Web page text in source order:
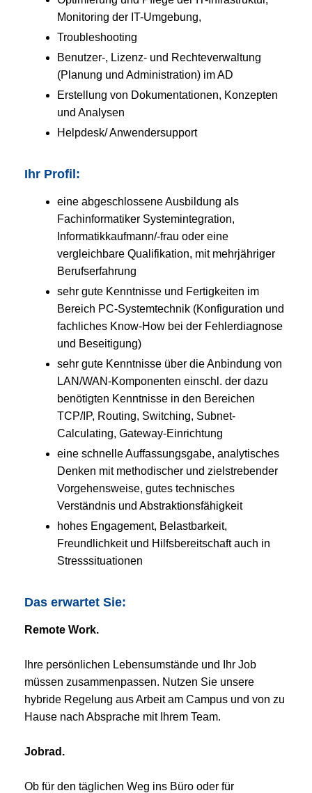
Monitoring der IT-Umgebung,
Troubleshooting
Benutzer-, Lizenz- und Rechteverwaltung
(Planung und Administration) im AD
Erstellung von Dokumentationen, Konzepten
und Analysen
Helpdesk/ Anwendersupport
Ihr Profil:
eine abgeschlossene Ausbildung als
Fachinformatiker Systemintegration,
Informatikkaufmann/-frau oder eine
vergleichbare Qualifikation, mit mehrjähriger
Berufserfahrung
sehr gute Kenntnisse und Fertigkeiten im
Bereich PC-Systemtechnik (Konfiguration und
fachliches Know-How bei der Fehlerdiagnose
und Beseitigung)
sehr gute Kenntnisse über die Anbindung von
LAN/WAN-Komponenten einschl. der dazu
benötigten Kenntnisse in den Bereichen
TCP/IP, Routing, Switching, Subnet-
Calculating, Gateway-Einrichtung
eine schnelle Auffassungsgabe, analytisches
Denken mit methodischer und zielstrebender
Vorgehensweise, gutes technisches
Verständnis und Abstraktionsfähigkeit
hohes Engagement, Belastbarkeit,
Freundlichkeit und Hilfsbereitschaft auch in
Stresssituationen
Das erwartet Sie:
Remote Work.
Ihre persönlichen Lebensumstände und Ihr Job
müssen zusammenpassen. Nutzen Sie unsere
hybride Regelung aus Arbeit am Campus und von zu
Hause nach Absprache mit Ihrem Team.
Jobrad.
Ob für den täglichen Weg ins Büro oder für